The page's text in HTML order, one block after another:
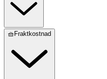
🧺Fraktkostnad